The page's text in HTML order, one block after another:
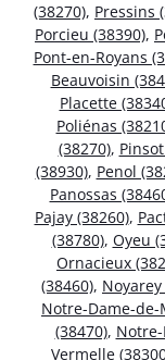
(38270), Pressins
Porcieu (38390),
Pont-en-Royans
Beauvoisin
Placette
Poliénas
(38270),
(38930), Penol
Panossas
Pajay (38260),
(38780), Oyeu
Ornacieux
(38460),
Notre-Dame-de-
(38470),
Vermelle